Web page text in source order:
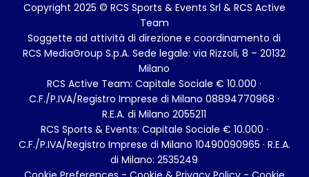
Copyright 2025 © RCS Sports & Events Srl & RCS Active
Team
Soggette ad attività di direzione e coordinamento di
RCS MediaGroup S.p.A. Sede legale: via Rizzoli, 8 – 20132
Milano
RCS Active Team: Capitale Sociale € 10.000 ·
C.F./P.IVA/Registro Imprese di Milano 08894770968 ·
R.E.A. di Milano 2055211
RCS Sports & Events: Capitale Sociale € 10.000 ·
C.F./P.IVA/Registro Imprese di Milano 10490090965 · R.E.A.
di Milano: 2535249